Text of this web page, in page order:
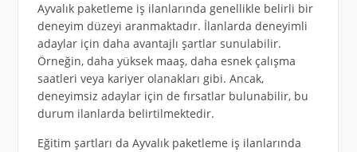
Ayvalık paketleme iş ilanlarında genellikle belirli bir
deneyim düzeyi aranmaktadır. İlanlarda deneyimli
adaylar için daha avantajlı şartlar sunulabilir.
Örneğin, daha yüksek maaş, daha esnek çalışma
saatleri veya kariyer olanakları gibi. Ancak,
deneyimsiz adaylar için de fırsatlar bulunabilir, bu
durum ilanlarda belirtilmektedir.
Eğitim şartları da Ayvalık paketleme iş ilanlarında